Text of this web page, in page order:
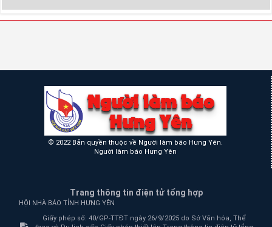
© 2022 Bản quyền thuộc về Người làm báo Hưng Yên.
Người làm báo Hưng Yên
Trang thông tin điện tử tổng hợp
HỘI NHÀ BÁO TỈNH HƯNG YÊN
Giấy phép số: 40/GP-TTĐT ngày 26/9/2025 do Sở Văn hóa, Thể